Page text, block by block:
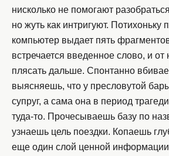
нисколько не помогают
но жуть как интригуют. Потихоньку
компьютер выдает пять
встречается введенное слово, и
плясать дальше. Спонтанно
выясняешь, что у пресловутой
супруг, а сама она в период
туда-то. Прочесываешь базу по
узнаешь цель поездки. Копаешь
еще один слой ценной